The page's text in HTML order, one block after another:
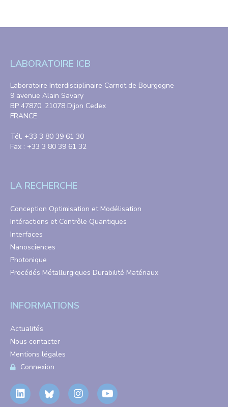
LABORATOIRE ICB
Laboratoire Interdisciplinaire Carnot de Bourgogne
9 avenue Alain Savary
BP 47870, 21078 Dijon Cedex
FRANCE
Tél. +33 3 80 39 61 30
Fax : +33 3 80 39 61 32
LA RECHERCHE
Conception Optimisation et Modélisation
Intéractions et Contrôle Quantiques
Interfaces
Nanosciences
Photonique
Procédés Métallurgiques Durabilité Matériaux
INFORMATIONS
Actualités
Nous contacter
Mentions légales
Connexion